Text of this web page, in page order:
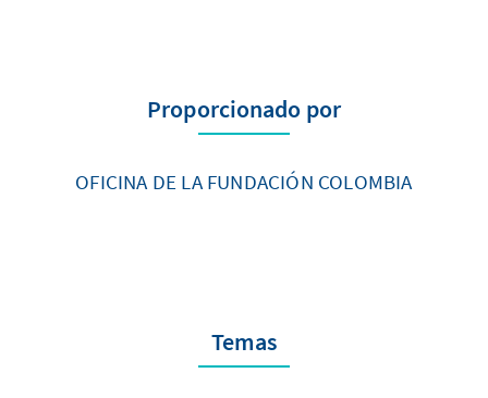
Proporcionado por
OFICINA DE LA FUNDACIÓN COLOMBIA
Temas